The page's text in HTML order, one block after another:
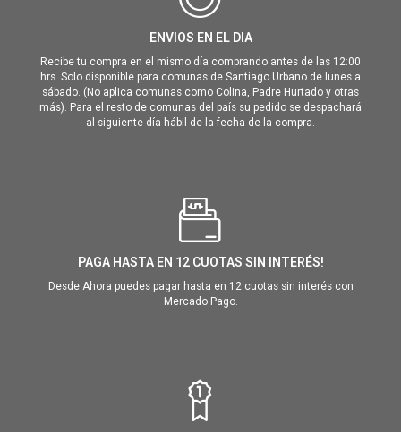
ENVIOS EN EL DIA
Recibe tu compra en el mismo día comprando antes de las 12:00
hrs. Solo disponible para comunas de Santiago Urbano de lunes a
sábado. (No aplica comunas como Colina, Padre Hurtado y otras
más). Para el resto de comunas del país su pedido se despachará
al siguiente día hábil de la fecha de la compra.
PAGA HASTA EN 12 CUOTAS SIN INTERÉS!
Desde Ahora puedes pagar hasta en 12 cuotas sin interés con
Mercado Pago.